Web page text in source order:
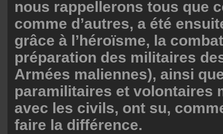
nous rappellerons tous que
comme d’autres, a été
grâce à l’héroïsme, la
préparation des militaires
Armées maliennes), ainsi
paramilitaires et volontaires
avec les civils, ont su,
faire la différence.